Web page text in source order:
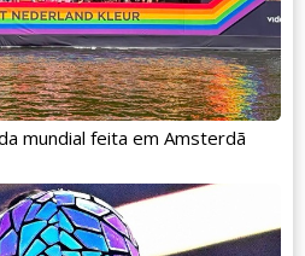
mundial feita em Amsterdã